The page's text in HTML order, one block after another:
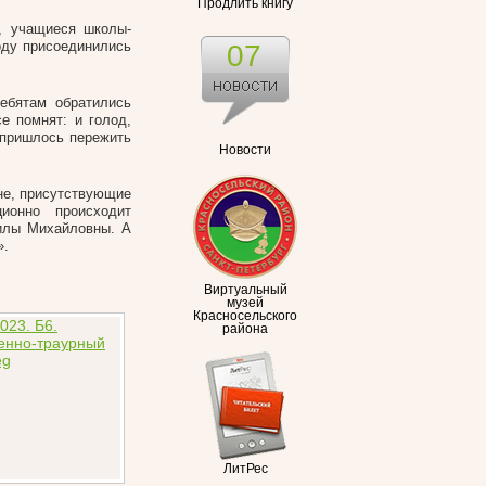
Продлить книгу
Новости
07
Виртуальный
музей
Красносельского
района
ЛитРес
учащиеся школы-
присоединились
обратились
помнят: и голод,
пережить
присутствующие
происходит
Михайловны. А